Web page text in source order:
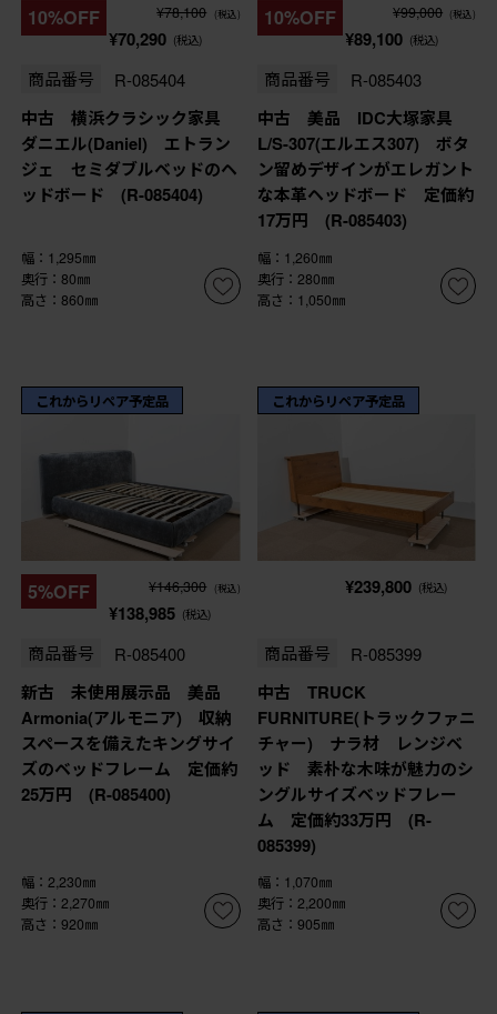
10%OFF ¥78,100 (税込)
¥70,290 (税込)
商品番号 R-085404
中古 横浜クラシック家具
ダニエル(Daniel) エトラン
ジェ セミダブルベッドのヘ
ッドボード (R-085404)
幅：1,295㎜
奥行：80㎜
高さ：860㎜
10%OFF ¥99,000 (税込)
¥89,100 (税込)
商品番号 R-085403
中古 美品 IDC大塚家具
L/S-307(エルエス307) ボタ
ン留めデザインがエレガント
な本革ヘッドボード 定価約
17万円 (R-085403)
幅：1,260㎜
奥行：280㎜
高さ：1,050㎜
これからリペア予定品
5%OFF ¥146,300 (税込)
¥138,985 (税込)
商品番号 R-085400
新古 未使用展示品 美品
Armonia(アルモニア) 収納
スペースを備えたキングサイ
ズのベッドフレーム 定価約
25万円 (R-085400)
幅：2,230㎜
奥行：2,270㎜
高さ：920㎜
これからリペア予定品
¥239,800 (税込)
商品番号 R-085399
中古 TRUCK
FURNITURE(トラックファニ
チャー) ナラ材 レンジベ
ッド 素朴な木味が魅力のシ
ングルサイズベッドフレー
ム 定価約33万円 (R-
085399)
幅：1,070㎜
奥行：2,200㎜
高さ：905㎜